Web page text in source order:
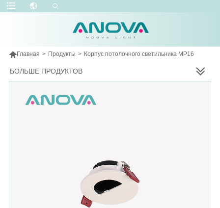
Главная > Продукты > Корпус потолочного светильника МР16
БОЛЬШЕ ПРОДУКТОВ